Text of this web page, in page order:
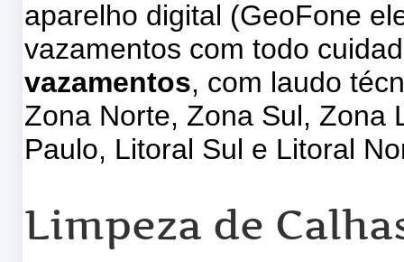
aparelho digital (GeoFone
vazamentos com todo
vazamentos, com laudo
Zona Norte, Zona Sul, Zona
Paulo, Litoral Sul e Litoral
Limpeza de